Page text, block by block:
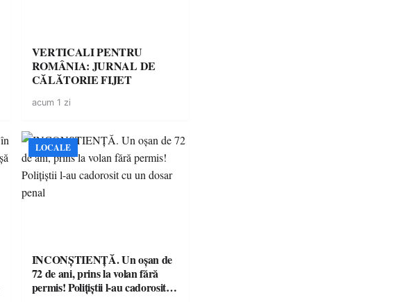
VERTICALI PENTRU
ROMÂNIA: JURNAL DE
CĂLĂTORIE FIJET
acum 1 zi
LOCALE
INCONȘTIENȚĂ. Un oșan de
72 de ani, prins la volan fără
permis! Polițiștii l-au cadorosit